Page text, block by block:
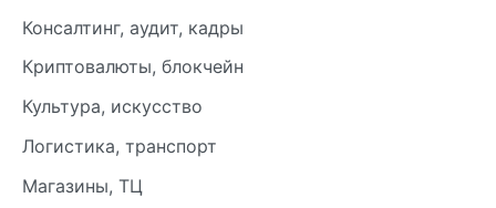
Консалтинг, аудит, кадры
Криптовалюты, блокчейн
Культура, искусство
Логистика, транспорт
Магазины, ТЦ